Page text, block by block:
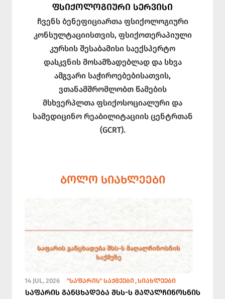
ᲤᲡᲘᲥᲝᲚᲝᲒᲘᲣᲠᲘ ᲡᲔᲠᲕᲘᲡᲘ
ჩვენს ბენეფიციართა ფსიქოლოგიური
კონსულტაციისთვის, ფსიქოთერაპიული
კურსის შესაბამისი საექსპერტო
დასკვნის მოსამზადებლად და სხვა
ამგვარი საჭიროებებისათვის,
ვთანამშრომლობთ წამების
მსხვერპლთა ფსიქოსოციალური და
სამედიცინო რეაბილიტაციის ცენტრთან
(GCRT).
ᲑᲝᲚᲝ ᲡᲘᲐᲮᲚᲔᲔᲑᲘ
14 JUL, 2026 "ᲡᲐᲤᲐᲠᲘᲡ" ᲡᲐᲥᲛᲔᲔᲑᲘ ᲡᲘᲐᲮᲚᲔᲔᲑᲘ
საფარის განცხადება შსს-ს მაღალჩინოსნის